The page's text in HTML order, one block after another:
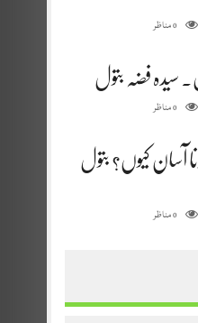
0مناظر
سیدہ فضہ بتول
0مناظر
آسان کیوں؟ بتول
0مناظر